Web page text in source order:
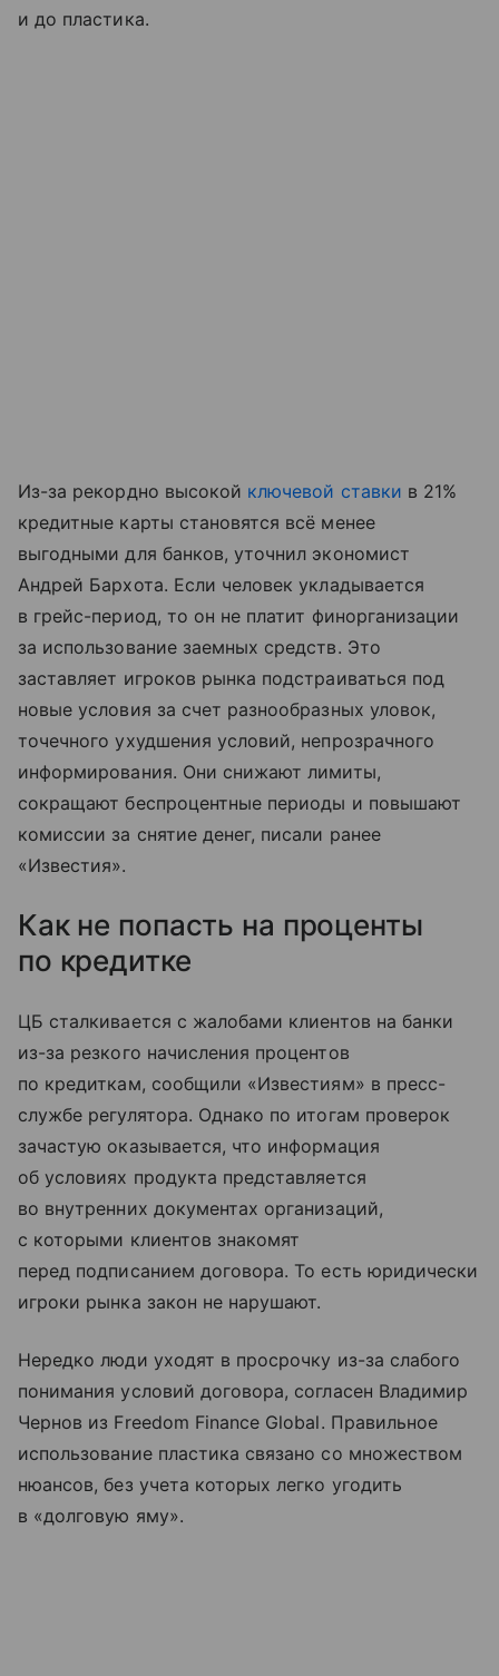
и до пластика.
Из-за рекордно высокой ключевой ставки в 21%
кредитные карты становятся всё менее
выгодными для банков, уточнил экономист
Андрей Бархота. Если человек укладывается
в грейс-период, то он не платит финорганизации
за использование заемных средств. Это
заставляет игроков рынка подстраиваться под
новые условия за счет разнообразных уловок,
точечного ухудшения условий, непрозрачного
информирования. Они снижают лимиты,
сокращают беспроцентные периоды и повышают
комиссии за снятие денег, писали ранее
«Известия».
Как не попасть на проценты
по кредитке
ЦБ сталкивается с жалобами клиентов на банки
из-за резкого начисления процентов
по кредиткам, сообщили «Известиям» в пресс-
службе регулятора. Однако по итогам проверок
зачастую оказывается, что информация
об условиях продукта представляется
во внутренних документах организаций,
с которыми клиентов знакомят
перед подписанием договора. То есть юридически
игроки рынка закон не нарушают.
Нередко люди уходят в просрочку из-за слабого
понимания условий договора, согласен Владимир
Чернов из Freedom Finance Global. Правильное
использование пластика связано со множеством
нюансов, без учета которых легко угодить
в «долговую яму».